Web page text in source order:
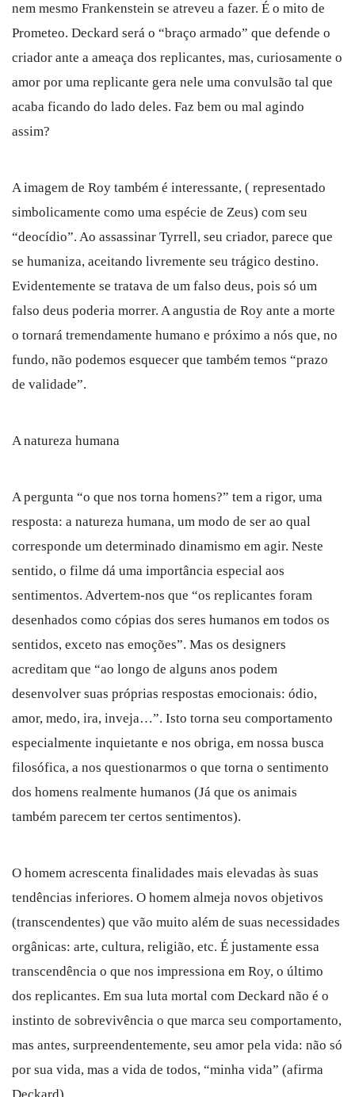
nem mesmo Frankenstein se atreveu a fazer. É o mito de
Prometeo. Deckard será o “braço armado” que defende o
criador ante a ameaça dos replicantes, mas, curiosamente o
amor por uma replicante gera nele uma convulsão tal que
acaba ficando do lado deles. Faz bem ou mal agindo
assim?
A imagem de Roy também é interessante, ( representado
simbolicamente como uma espécie de Zeus) com seu
“deocídio”. Ao assassinar Tyrrell, seu criador, parece que
se humaniza, aceitando livremente seu trágico destino.
Evidentemente se tratava de um falso deus, pois só um
falso deus poderia morrer. A angustia de Roy ante a morte
o tornará tremendamente humano e próximo a nós que, no
fundo, não podemos esquecer que também temos “prazo
de validade”.
A natureza humana
A pergunta “o que nos torna homens?” tem a rigor, uma
resposta: a natureza humana, um modo de ser ao qual
corresponde um determinado dinamismo em agir. Neste
sentido, o filme dá uma importância especial aos
sentimentos. Advertem-nos que “os replicantes foram
desenhados como cópias dos seres humanos em todos os
sentidos, exceto nas emoções”. Mas os designers
acreditam que “ao longo de alguns anos podem
desenvolver suas próprias respostas emocionais: ódio,
amor, medo, ira, inveja…”. Isto torna seu comportamento
especialmente inquietante e nos obriga, em nossa busca
filosófica, a nos questionarmos o que torna o sentimento
dos homens realmente humanos (Já que os animais
também parecem ter certos sentimentos).
O homem acrescenta finalidades mais elevadas às suas
tendências inferiores. O homem almeja novos objetivos
(transcendentes) que vão muito além de suas necessidades
orgânicas: arte, cultura, religião, etc. É justamente essa
transcendência o que nos impressiona em Roy, o último
dos replicantes. Em sua luta mortal com Deckard não é o
instinto de sobrevivência o que marca seu comportamento,
mas antes, surpreendentemente, seu amor pela vida: não só
por sua vida, mas a vida de todos, “minha vida” (afirma